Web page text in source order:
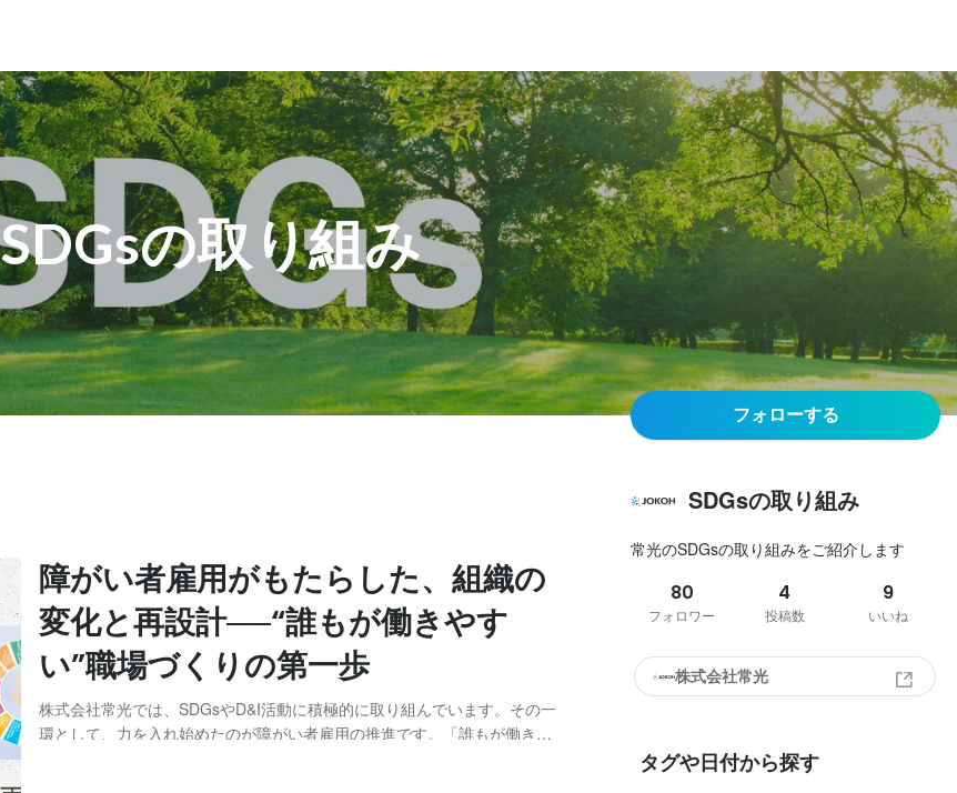
SDGsの取り組み
障がい者雇用がもたらした、組織の
変化と再設計──“誰もが働きやす
い”職場づくりの第一歩
株式会社常光では、SDGsやD&I活動に積極的に取り組んでいます。その一
環として、力を入れ始めたのが障がい者雇用の推進です。「誰もが働きや
フォローする
SDGsの取り組み
常光のSDGsの取り組みをご紹介します
80
フォロワー
4
投稿数
9
いいね
株式会社常光
タグや日付から探す